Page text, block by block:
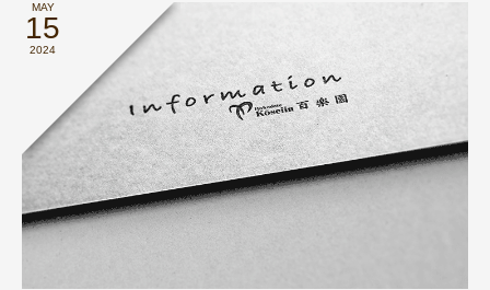
MAY
15
2024